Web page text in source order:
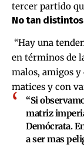
tercer partido
No tan distintos
“Hay una
en términos de
malos, amigos
matices y con
“Si
matriz
Demócrata.
a ser mas